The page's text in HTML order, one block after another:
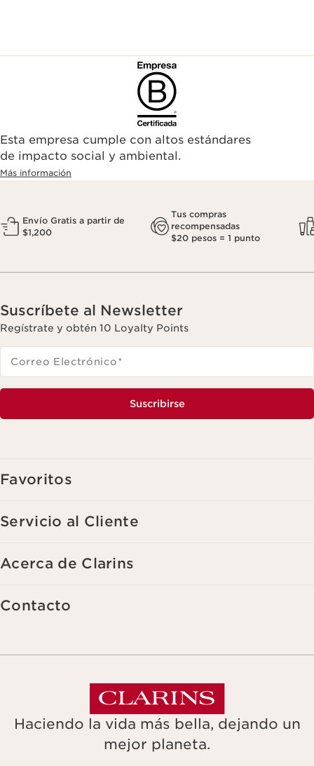
Esta empresa cumple con altos estándares
de impacto social y ambiental.
Más información
Envío Gratis a partir de
$1,200
Tus compras
recompensadas
$20 pesos = 1 punto
Suscríbete al Newsletter
Regístrate y obtén 10 Loyalty Points
Correo Electrónico*
Suscribirse
Favoritos
Servicio al Cliente
Acerca de Clarins
Contacto
Haciendo la vida más bella, dejando un
mejor planeta.